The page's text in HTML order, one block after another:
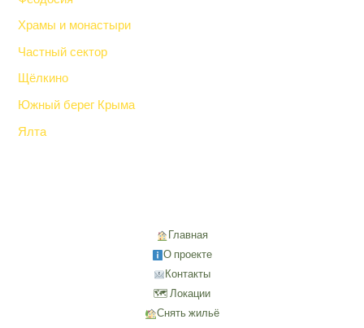
Храмы и монастыри
Частный сектор
Щёлкино
Южный берег Крыма
Ялта
Главная
О проекте
Контакты
🗺 Локации
Снять жильё